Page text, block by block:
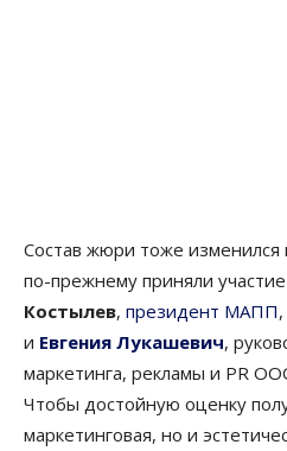
Состав жюри тоже изменился
по-прежнему приняли участие
Костылев, президент МАПП
и Евгения Лукашевич,
маркетинга, рекламы и PR
Чтобы достойную оценку
маркетинговая, но и